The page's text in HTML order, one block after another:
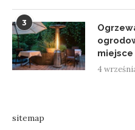
3
miejsce
4
sitemap